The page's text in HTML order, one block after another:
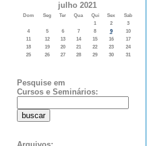
julho 2021
Dom Seg Ter Qua Qui Sex
Sab
1
2
3
4
5 6 7 8 9
10
11
12 13 14 15 16
17
18
19 20 21 22 23
24
25
26 27 28 29 30 31
Pesquise em
Cursos e Seminários: